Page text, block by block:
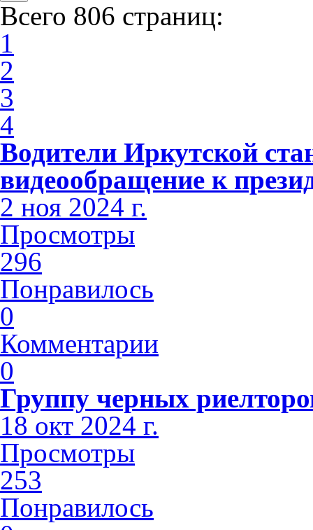
Всего 806 страниц:
1
2
3
4
Водители Иркутской
видеообращение к
2 ноя 2024 г.
Просмотры
296
Понравилось
0
Комментарии
0
Группу черных
18 окт 2024 г.
Просмотры
253
Понравилось